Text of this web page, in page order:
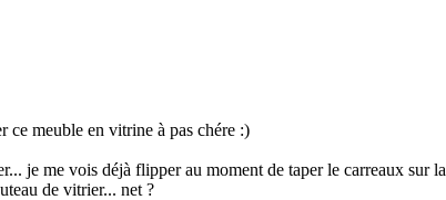
ce meuble en vitrine à pas chére :)
je me vois déjà flipper au moment de taper le carreaux sur la
de vitrier... net ?